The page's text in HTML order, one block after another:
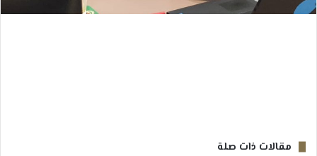
مقالات ذات صلة